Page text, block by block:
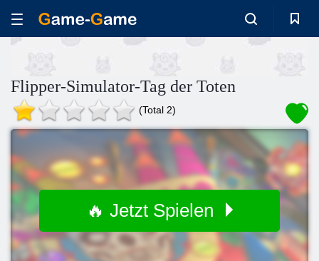
Flipper-Simulator-Tag der Toten
(Total 2)
🔥 Jetzt Spielen